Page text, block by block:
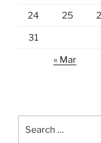
24 25
31
« Mar
for: